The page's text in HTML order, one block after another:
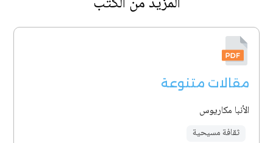
مقالات متنوعة
الأنبا مكاريوس
ثقافة مسيحية